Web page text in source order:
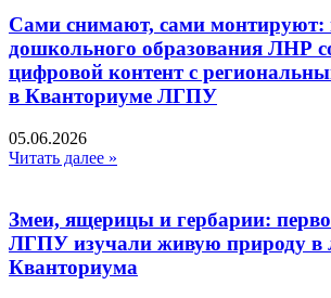
Сами снимают, сами монтируют:
дошкольного образования ЛНР
цифровой контент с
в Кванториуме ЛГПУ​
05.06.2026
Читать далее »
Змеи, ящерицы и гербарии:
ЛГПУ изучали живую природу в
Кванториума